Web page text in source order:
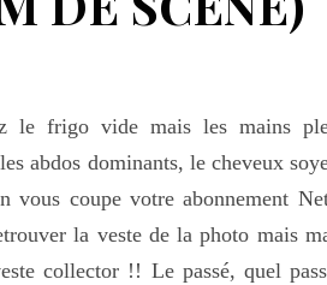
le frigo vide mais les mains
abdos dominants, le cheveux
vous coupe votre abonnement
la veste de la photo mais
collector !! Le passé, quel